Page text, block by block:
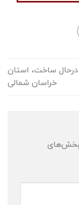
ساخت، استان
خراسان شمالی
بخش‌های